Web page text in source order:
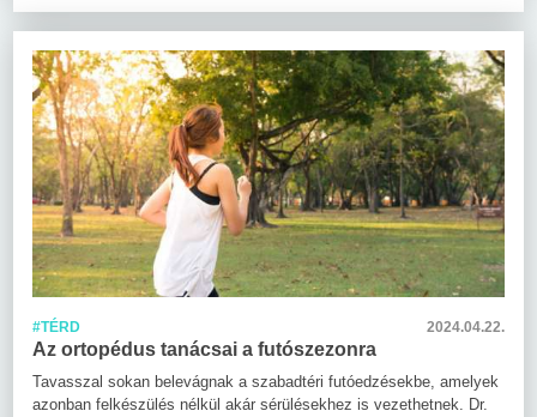
#TÉRD 2024.04.22.
Az ortopédus tanácsai a futószezonra
Tavasszal sokan belevágnak a szabadtéri futóedzésekbe, amelyek
azonban felkészülés nélkül akár sérülésekhez is vezethetnek. Dr.